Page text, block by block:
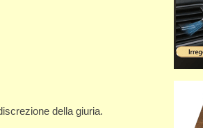
della giuria.